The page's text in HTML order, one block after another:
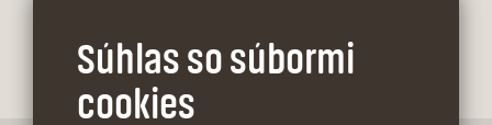
Súhlas so súbormi
cookies